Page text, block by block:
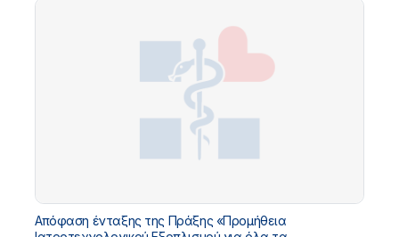
Απόφαση ένταξης της Πράξης «Προμήθεια